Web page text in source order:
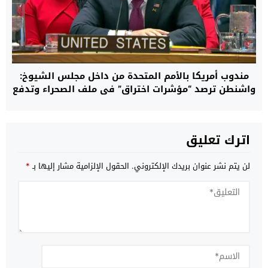
مندوب أمريكا بالأمم المتحدة من داخل مجلس الشيوخ:
واشنطن ترصد “مؤشرات اختراق” في ملف الصحراء وتدفع
اترك تعليق
لن يتم نشر عنوان بريدك الإلكتروني. الحقول الإلزامية مشار إليها بـ*